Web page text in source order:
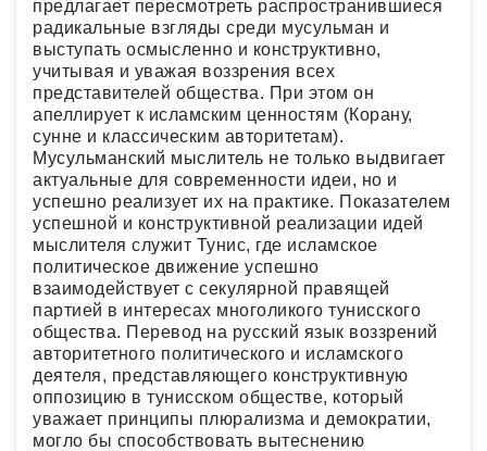
предлагает пересмотреть распространившиеся
радикальные взгляды среди мусульман и
выступать осмысленно и конструктивно,
учитывая и уважая воззрения всех
представителей общества. При этом он
апеллирует к исламским ценностям (Корану,
сунне и классическим авторитетам).
Мусульманский мыслитель не только выдвигает
актуальные для современности идеи, но и
успешно реализует их на практике. Показателем
успешной и конструктивной реализации идей
мыслителя служит Тунис, где исламское
политическое движение успешно
взаимодействует с секулярной правящей
партией в интересах многоликого тунисского
общества. Перевод на русский язык воззрений
авторитетного политического и исламского
деятеля, представляющего конструктивную
оппозицию в тунисском обществе, который
уважает принципы плюрализма и демократии,
могло бы способствовать вытеснению